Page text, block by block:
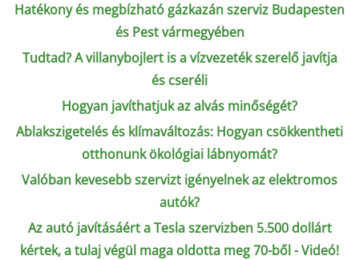
Hatékony és megbízható gázkazán szerviz Budapesten
és Pest vármegyében
Tudtad? A villanybojlert is a vízvezeték szerelő javítja
és cseréli
Hogyan javíthatjuk az alvás minőségét?
Ablakszigetelés és klímaváltozás: Hogyan csökkentheti
otthonunk ökológiai lábnyomát?
Valóban kevesebb szervizt igényelnek az elektromos
autók?
Az autó javításáért a Tesla szervizben 5.500 dollárt
kértek, a tulaj végül maga oldotta meg 70-ből - Videó!